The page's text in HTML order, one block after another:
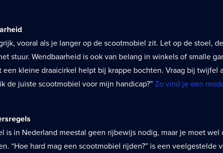
vooral als je langer op de scootmobiel zit. Let op de stoel,
stuur. Wendbaarheid is ook van belang in winkels of smalle
een kleine draaicirkel helpt bij krappe bochten. Vraag bij twijfel
de juiste scootmobiel voor mijn handicap?” Zo vind je een
is in Nederland meestal geen rijbewijs nodig, maar je moet wel
“Hoe hard mag een scootmobiel rijden?” is een veelgestelde